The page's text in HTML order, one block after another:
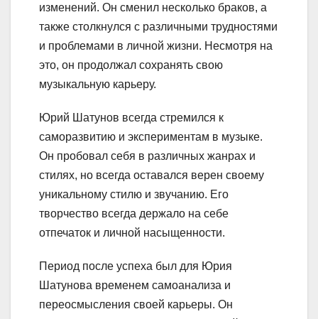
изменений. Он сменил несколько браков, а
также столкнулся с различными трудностями
и проблемами в личной жизни. Несмотря на
это, он продолжал сохранять свою
музыкальную карьеру.
Юрий Шатунов всегда стремился к
саморазвитию и экспериментам в музыке.
Он пробовал себя в различных жанрах и
стилях, но всегда оставался верен своему
уникальному стилю и звучанию. Его
творчество всегда держало на себе
отпечаток и личной насыщенности.
Период после успеха был для Юрия
Шатунова временем самоанализа и
переосмысления своей карьеры. Он